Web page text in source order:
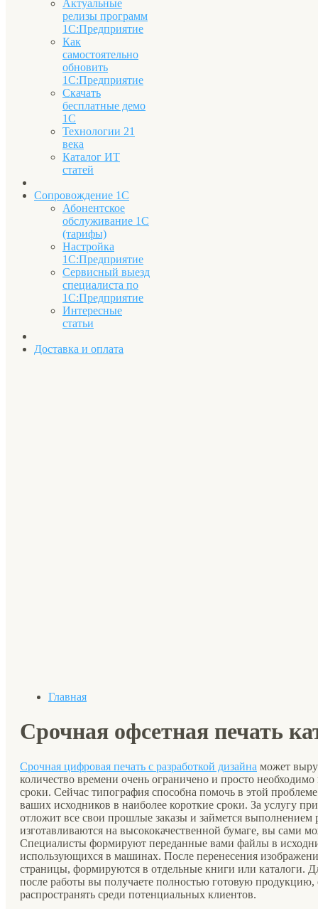
Актуальные
релизы программ
1С:Предприятие
Как
самостоятельно
обновить
1С:Предприятие
Скачать
бесплатные демо
1С
Технологии 21
века
Каталог ИТ
статей
Сопровождение 1С
Абонентское
обслуживание 1С
(тарифы)
Настройка
1С:Предприятие
Сервисный выезд
специалиста по
1С:Предприятие
Интересные
статьи
Доставка и оплата
Главная
Срочная офсетная печать
Срочная цифровая печать с разработкой дизайна может
количество времени очень ограничено и просто
сроки. Сейчас типография способна помочь в этой
ваших исходников в наиболее короткие сроки. За услугу
отложит все свои прошлые заказы и займется выполнением
изготавливаются на высококачественной бумаге, вы сами
Специалисты формируют переданные вами файлы в
использующихся в машинах. После перенесения
страницы, формируются в отдельные книги или каталоги.
после работы вы получаете полностью готовую
распространять среди потенциальных клиентов.